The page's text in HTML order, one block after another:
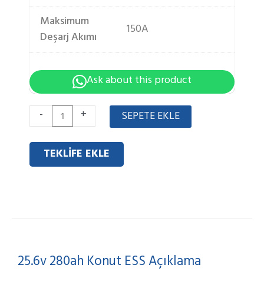
Maksimum
Deşarj Akımı
150A
Ask about this product
-
25.6v
280ah
Residential
ESS
+ SEPETE EKLE
TEKLIFE EKLE
25.6v 280ah Konut ESS Açıklama